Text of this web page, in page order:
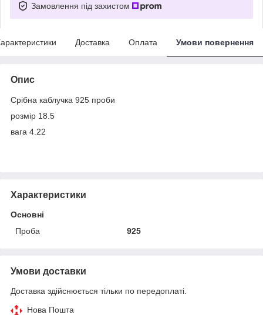
Замовлення під захистом
Доставка Оплата Умови повернення
Опис
Срібна каблучка 925 проби
розмір 18.5
вага 4.22
Характеристики
Основні
Проба
925
Умови доставки
Доставка здійснюється тільки по передоплаті.
Нова Пошта